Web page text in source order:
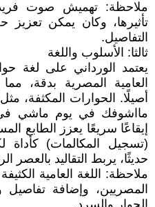
ملاحظة: تهميش صوت
تأثيرها، وكان يمكن
التفاصيل.
ثالثا: الأسلوب واللغة
يعتمد الورداني على لغة
العامية المصرية بدقة،
أصيلًا. الحوارات المكثفة،
مااشوفك في يوم ماشي
إيقاعًا سريعًا يعزز الطابع
(تسجيل المكالمات)
حديثًا، يربط التقاليد بالعصر
ملاحظة: اللغة العامية
المصريين، وإضافة